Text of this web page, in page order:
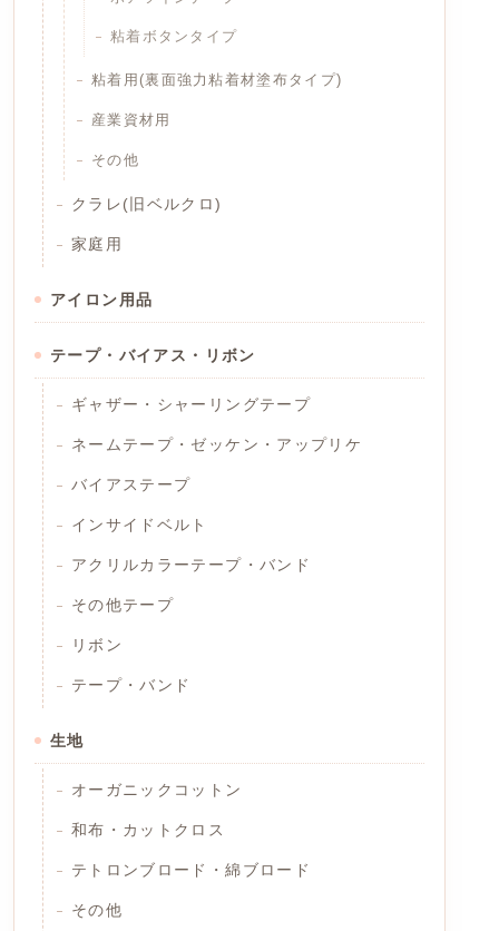
粘着ボタンタイプ
粘着用(裏面強力粘着材塗布タイプ)
産業資材用
その他
クラレ(旧ベルクロ)
家庭用
アイロン用品
テープ・バイアス・リボン
ギャザー・シャーリングテープ
ネームテープ・ゼッケン・アップリケ
バイアステープ
インサイドベルト
アクリルカラーテープ・バンド
その他テープ
リボン
テープ・バンド
生地
オーガニックコットン
和布・カットクロス
テトロンブロード・綿ブロード
その他